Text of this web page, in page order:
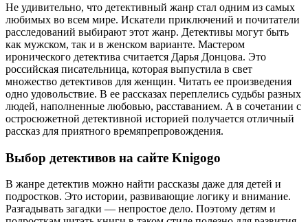
Не удивительно, что детективный жанр стал одним из самых
любимых во всем мире. Искатели приключений и почитатели
расследований выбирают этот жанр. Детективы могут быть
как мужском, так и в женском варианте. Мастером
иронического детектива считается Дарья Донцова. Это
российская писательница, которая выпустила в свет
множество детективов для женщин. Читать ее произведения
одно удовольствие. В ее рассказах переплелись судьбы разных
людей, наполненные любовью, расставанием. А в сочетании с
остросюжетной детективной историей получается отличный
рассказ для приятного времяпрепровождения.
Выбор детективов на сайте Knigogo
В жанре детектив можно найти рассказы даже для детей и
подростков. Это истории, развивающие логику и внимание.
Разгадывать загадки — непростое дело. Поэтому детям и